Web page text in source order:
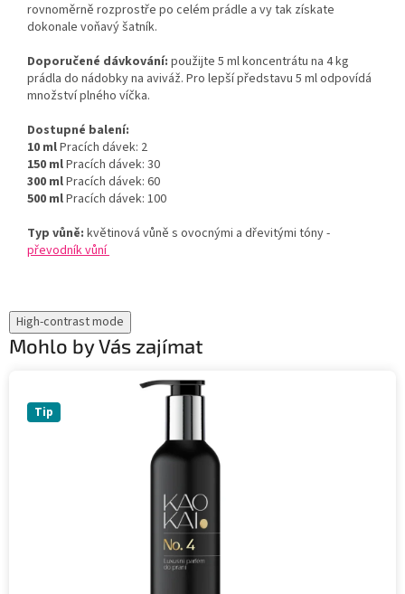
rovnoměrně rozprostře po celém prádle a vy tak získate
dokonale voňavý šatník.
Doporučené dávkování: použijte 5 ml koncentrátu na 4 kg
prádla do nádobky na aviváž. Pro lepší představu 5 ml odpovídá
množství plného víčka.
Dostupné balení:
10 mlPracích dávek: 2
150 mlPracích dávek: 30
300 mlPracích dávek: 60
500 mlPracích dávek: 100
Typ vůně: květinová vůně s ovocnými a dřevitými tóny -
převodník vůní
High-contrast mode
Mohlo by Vás zajímat
Tip